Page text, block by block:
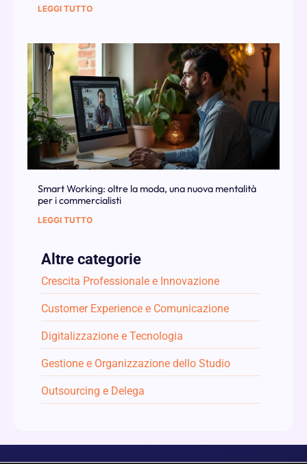
LEGGI TUTTO
Smart Working: oltre la moda, una nuova mentalità
per i commercialisti
LEGGI TUTTO
Altre categorie
Crescita Professionale e Innovazione
Customer Experience e Comunicazione
Digitalizzazione e Tecnologia
Gestione e Organizzazione dello Studio
Outsourcing e Delega